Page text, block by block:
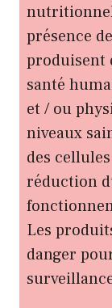
présence
produisent
santé
et / ou
niveaux
des
réduction
Les
danger